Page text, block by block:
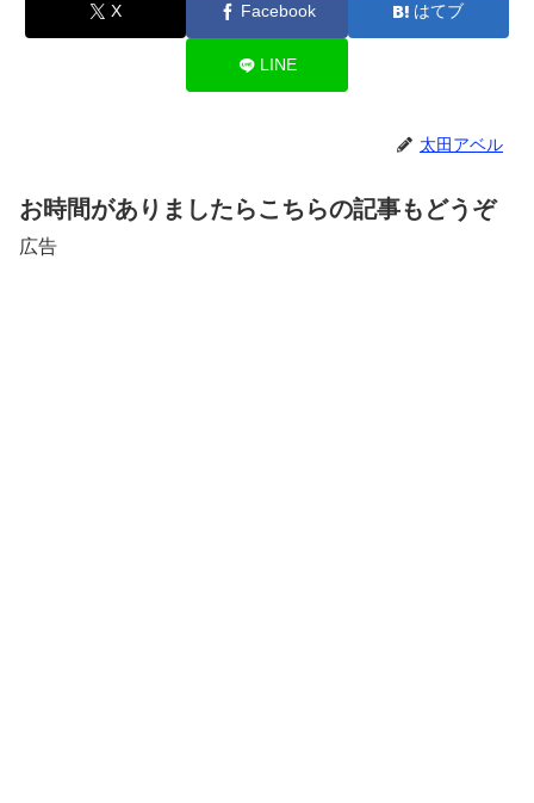
X Facebook はてブ
LINE
太田アベル
お時間がありましたらこちらの記事もどうぞ
広告